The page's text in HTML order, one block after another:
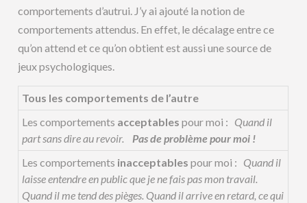
comportements d’autrui. J’y ai ajouté la notion de
comportements attendus. En effet, le décalage entre ce
qu’on attend et ce qu’on obtient est aussi une source de
jeux psychologiques.
Tous les comportements de l’autre
Les comportements acceptablespour moi : Quand il
part sans dire au revoir.
Pas de problème pour moi !
Les comportements inacceptablespour moi : Quand il
laisse entendre en public que je ne fais pas mon travail.
Quand il me tend des pièges. Quand il arrive en retard, ce qui